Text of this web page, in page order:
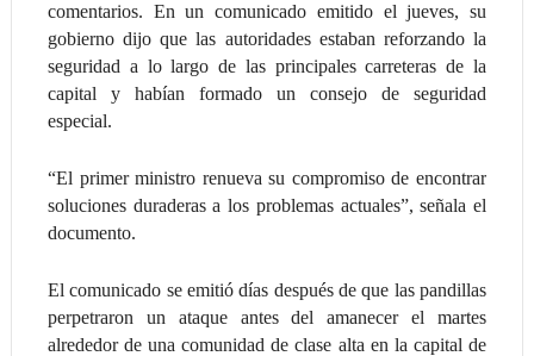
comentarios. En un comunicado emitido el jueves, su
gobierno dijo que las autoridades estaban reforzando la
seguridad a lo largo de las principales carreteras de la
capital y habían formado un consejo de seguridad
especial.
“El primer ministro renueva su compromiso de encontrar
soluciones duraderas a los problemas actuales”, señala el
documento.
El comunicado se emitió días después de que las pandillas
perpetraron un ataque antes del amanecer el martes
alrededor de una comunidad de clase alta en la capital de